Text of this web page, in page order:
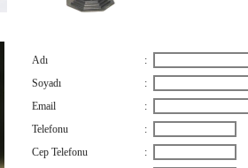
Adı
:
Soyadı
:
Email
:
Telefonu
:
Cep Telefonu
: